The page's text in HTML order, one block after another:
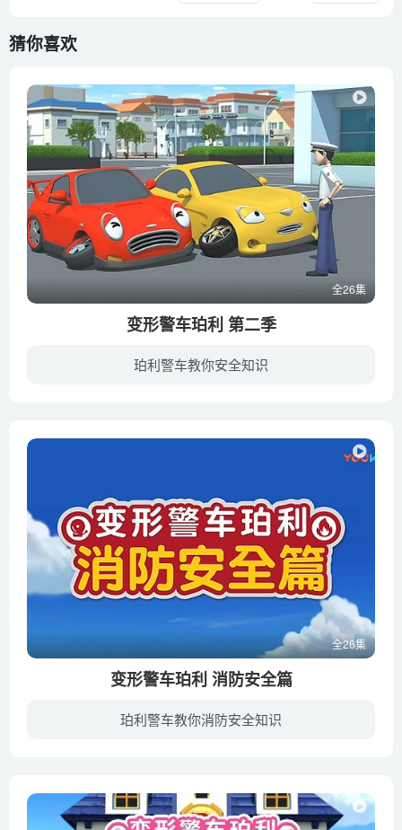
猜你喜欢
全26集
变形警车珀利 第二季
珀利警车教你安全知识
全26集
变形警车珀利 消防安全篇
珀利警车教你消防安全知识